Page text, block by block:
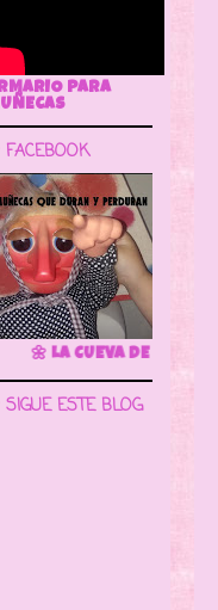
PARA
MUÑECAS
ESTE BLOG